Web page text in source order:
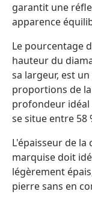
garantit une
apparence
Le pourcentage
hauteur du
sa largeur, est
proportions de
profondeur
se situe entre 58
L'épaisseur de
marquise doit
légèrement
pierre sans en